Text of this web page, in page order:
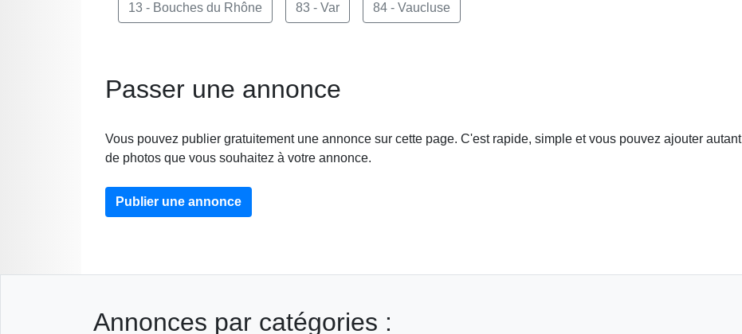
13 - Bouches du Rhône 83 - Var 84 - Vaucluse
Passer une annonce
Vous pouvez publier gratuitement une annonce sur cette page. C'est rapide, simple et vous pouvez ajouter autant
de photos que vous souhaitez à votre annonce.
Publier une annonce
Annonces par catégories :